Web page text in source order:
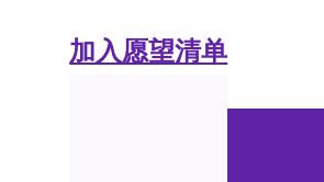
加入愿望清单